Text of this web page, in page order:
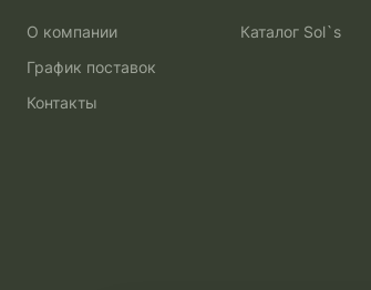
О компании
График поставок
Контакты
Каталог Sol`s